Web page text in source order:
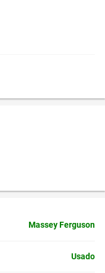
Massey Ferguson
Usado